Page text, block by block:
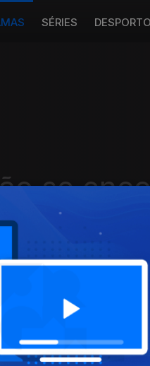
SÉRIES DESPORTO
se
Instale a